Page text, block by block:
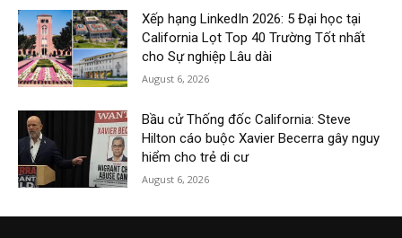
Xếp hạng LinkedIn 2026: 5 Đại học tại
California Lọt Top 40 Trường Tốt nhất
cho Sự nghiệp Lâu dài
August 6, 2026
Bầu cử Thống đốc California: Steve
Hilton cáo buộc Xavier Becerra gây nguy
hiểm cho trẻ di cư
August 6, 2026